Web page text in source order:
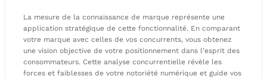
La mesure de la connaissance de marque représente une
application stratégique de cette fonctionnalité. En comparant
votre marque avec celles de vos concurrents, vous obtenez
une vision objective de votre positionnement dans l’esprit des
consommateurs. Cette analyse concurrentielle révèle les
forces et faiblesses de votre notoriété numérique et guide vos